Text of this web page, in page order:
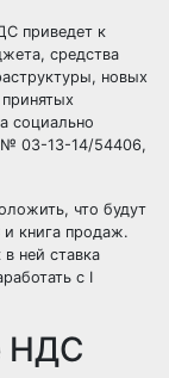
приведет к
средства
новых
социально
03-13-14/54406,
что будут
книга продаж.
в ней ставка
с I
НДС